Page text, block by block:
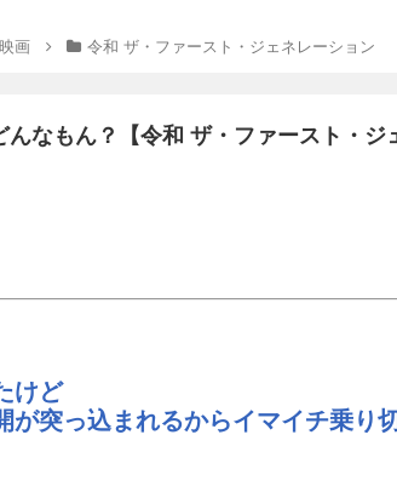
画 令和 ザ・ファースト・ジェネレーション
なもん？【令和 ザ・ファースト・ジ
けど
が突っ込まれるからイマイチ乗り